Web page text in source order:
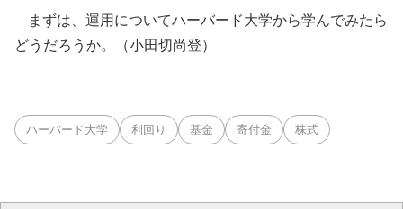
まずは、運用についてハーバード大学から学んでみたら
どうだろうか。（小田切尚登）
ハーバード大学 利回り 基金 寄付金 株式